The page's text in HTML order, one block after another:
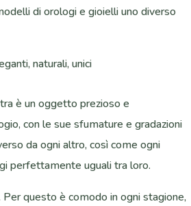
di orologi e gioielli uno diverso
naturali, unici
è un oggetto prezioso e
con le sue sfumature e gradazioni
da ogni altro, così come ogni
perfettamente uguali tra loro.
Per questo è comodo in ogni stagione,